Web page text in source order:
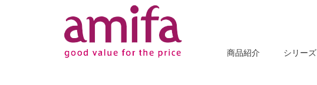
商品紹介 シリーズ